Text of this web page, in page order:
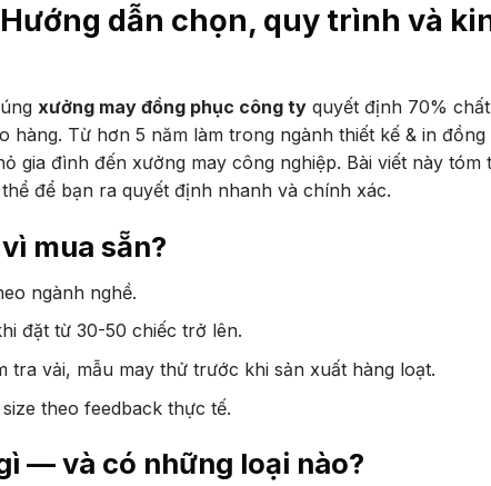
dẫn chọn, quy trình và
xưởng may đồng phục công ty quyết định 70%
Từ hơn 5 năm làm trong ngành thiết kế & in
đình đến xưởng may công nghiệp. Bài viết này tóm
để bạn ra quyết định nhanh và chính xác.
mua sẵn?
ngành nghề.
đặt từ 30-50 chiếc trở lên.
tra vải, mẫu may thử trước khi sản xuất hàng loạt.
theo feedback thực tế.
— và có những loại nào?